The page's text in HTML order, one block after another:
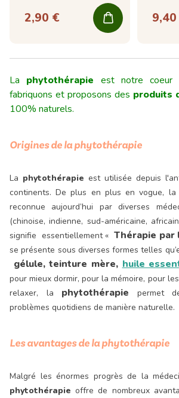
2,90 €
La phytothérapie est notre coeur
fabriquons et proposons des produits
100% naturels.
Origines de la phytothérapie
La phytothérapie est utilisée depuis
continents. De plus en plus en vogue, la
reconnue aujourd’hui par diverses
(chinoise, indienne, sud-américaine,
signifie essentiellement «Thérapie par
se présente sous diverses formes telles
gélule, teinture mère, huile
pour mieux dormir, pour la mémoire, pour
relaxer, la phytothérapie permet
problèmes quotidiens de manière naturelle.
Les avantages de la phytothérapie
Malgré les énormes progrès de la
phytothérapieoffre de nombreux